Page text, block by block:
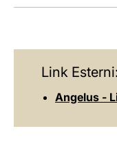
Link Esterni:
Angelus -